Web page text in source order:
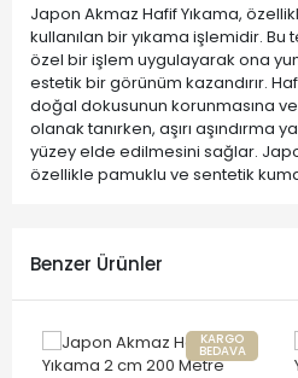
Japon Akmaz Hafif Yıkama,
kullanılan bir yıkama işlemidir. Bu
özel bir işlem uygulayarak ona
estetik bir görünüm kazandırır.
doğal dokusunun korunmasına
olanak tanırken, aşırı aşındırma
yüzey elde edilmesini sağlar.
özellikle pamuklu ve sentetik
Benzer Ürünler
KARGO
BEDAVA